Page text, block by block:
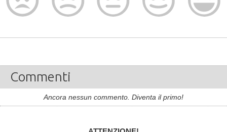
Commenti
Ancora nessun commento. Diventa il primo!